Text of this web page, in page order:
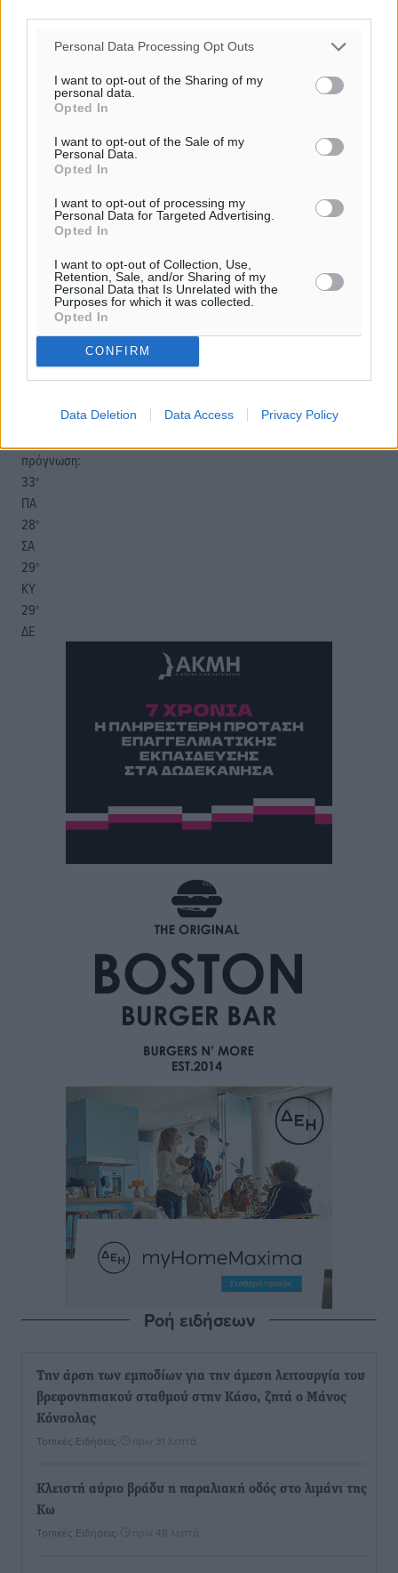
Personal Data Processing Opt Outs
I want to opt-out of the Sharing of my
personal data.
Opted In
I want to opt-out of the Sale of my
Personal Data.
Opted In
I want to opt-out of processing my
Personal Data for Targeted Advertising.
Opted In
I want to opt-out of Collection, Use,
Retention, Sale, and/or Sharing of my
Personal Data that Is Unrelated with the
Purposes for which it was collected.
Opted In
CONFIRM
Data Deletion Data Access Privacy Policy
Υπενθύμιση:
Για την μερική αναπαραγωγή της είδησης από άλλες
ιστοσελίδες είναι απαραίτητη η χρήση του παρακάτω
της Δημοκρατικής.
o καιρός τώρα:
αίθριος καιρός
%
πρόγνωση:
33°
ΠΑ
28°
ΣΑ
29°
ΚΥ
29°
ΔΕ
Ροή ειδήσεων
Την άρση των εμποδίων για την άμεση λειτουργία του
βρεφονηπιακού σταθμού στην Κάσο, ζητά ο Μάνος
Κόνσολας
Τοπικές Ειδήσεις πριν 31 λεπτά
Κλειστή αύριο βράδυ η παραλιακή οδός στο λιμάνι της
Κω
Τοπικές Ειδήσεις πριν 48 λεπτά